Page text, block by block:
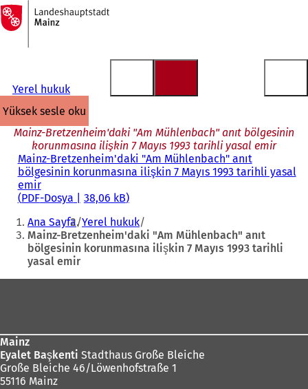
İçeriğe atla
Ana
sayfaya
Yerel hukuk
yüksek sesle oku
Mainz-Bretzenheim'daki "Am Mühlenbach" anıt bölgesinin
korunmasına ilişkin 7 Mayıs 1993 tarihli yasal emir
Mainz-Bretzenheim'daki "Am Mühlenbach" anıt
bölgesinin korunmasına ilişkin 7 Mayıs 1993 tarihli yasal
emir
PDF-Dosya 38,06 kB
Buradasınız:
Ana Sayfa Yerel hukuk
Mainz-Bretzenheim'daki "Am Mühlenbach" anıt
bölgesinin korunmasına ilişkin 7 Mayıs 1993 tarihli
yasal emir
Mainz
Eyalet Başkenti Stadthaus Große Bleiche
Große Bleiche 46/Löwenhofstraße 1
55116 Mainz